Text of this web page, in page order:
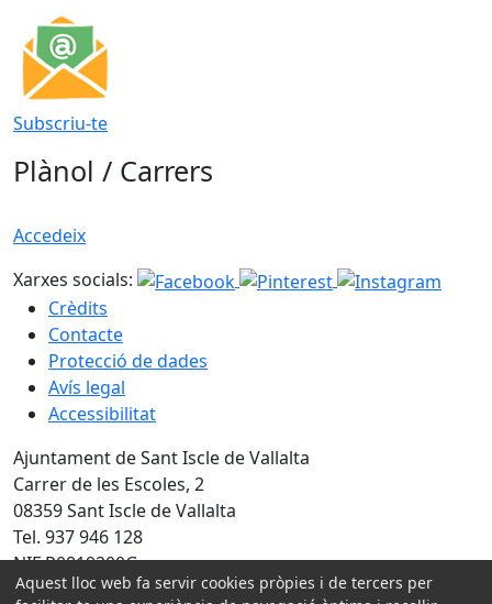
Subscriu-te
Plànol / Carrers
Accedeix
Xarxes socials:
Crèdits
Contacte
Protecció de dades
Avís legal
Accessibilitat
Ajuntament de Sant Iscle de Vallalta
Carrer de les Escoles, 2
08359 Sant Iscle de Vallalta
Tel. 937 946 128
NIF P0819200G
Aquest lloc web fa servir cookies pròpies i de tercers per